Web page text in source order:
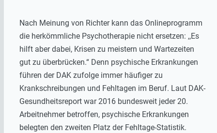
Nach Meinung von Richter kann das Onlineprogramm
die herkömmliche Psychotherapie nicht ersetzen: ,,Es
hilft aber dabei, Krisen zu meistern und Wartezeiten
gut zu überbrücken.“ Denn psychische Erkrankungen
führen der DAK zufolge immer häufiger zu
Krankschreibungen und Fehltagen im Beruf. Laut DAK-
Gesundheitsreport war 2016 bundesweit jeder 20.
Arbeitnehmer betroffen, psychische Erkrankungen
belegten den zweiten Platz der Fehltage-Statistik.